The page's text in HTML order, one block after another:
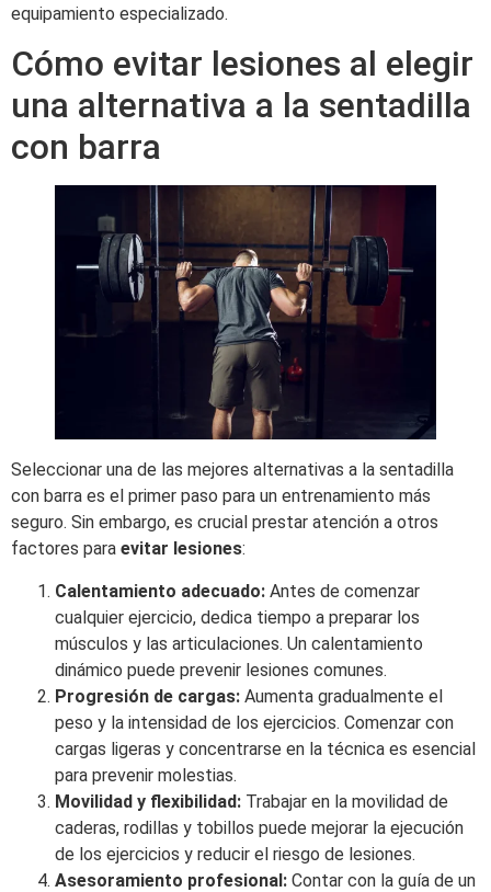
equipamiento especializado.
Cómo evitar lesiones al elegir
una alternativa a la sentadilla
con barra
Seleccionar una de las mejores alternativas a la sentadilla
con barra es el primer paso para un entrenamiento más
seguro. Sin embargo, es crucial prestar atención a otros
factores para evitar lesiones:
Calentamiento adecuado: Antes de comenzar
cualquier ejercicio, dedica tiempo a preparar los
músculos y las articulaciones. Un calentamiento
dinámico puede prevenir lesiones comunes.
Progresión de cargas: Aumenta gradualmente el
peso y la intensidad de los ejercicios. Comenzar con
cargas ligeras y concentrarse en la técnica es esencial
para prevenir molestias.
Movilidad y flexibilidad: Trabajar en la movilidad de
caderas, rodillas y tobillos puede mejorar la ejecución
de los ejercicios y reducir el riesgo de lesiones.
Asesoramiento profesional: Contar con la guía de un